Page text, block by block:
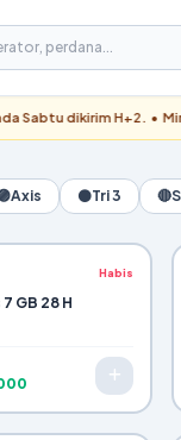
dikirim H+2.
Axis ⚫Tri 3 🔴
Habis
GB 28 H